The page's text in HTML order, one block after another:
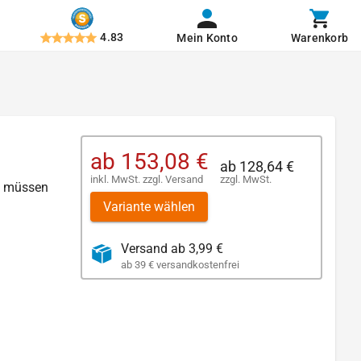
4.83 Mein Konto Warenkorb
müssen
ab 153,08 €
inkl. MwSt. zzgl. Versand
ab 128,64 €
zzgl. MwSt.
Variante wählen
Versand ab 3,99 €
ab 39 € versandkostenfrei